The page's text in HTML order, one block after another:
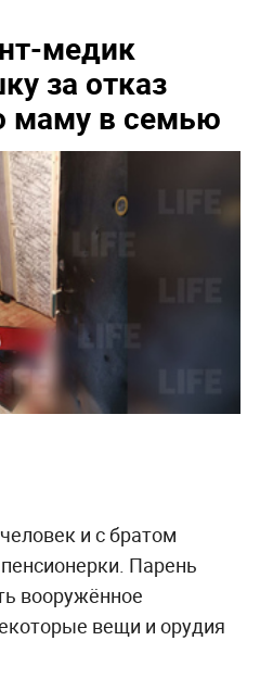
медик
за отказ
маму в семью
и с братом
Парень
вооружённое
вещи и орудия